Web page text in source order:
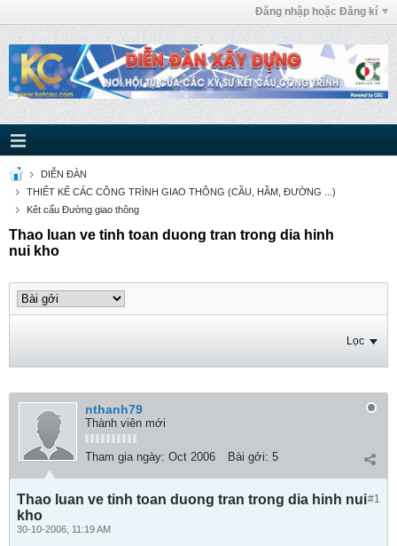
Đăng nhập hoặc Đăng kí
DIỄN ĐÀN
THIẾT KẾ CÁC CÔNG TRÌNH GIAO THÔNG (CẦU, HẦM, ĐƯỜNG ...)
Kêt cấu Đường giao thông
Thao luan ve tinh toan duong tran trong dia hinh
nui kho
Lọc
nthanh79
Thành viên mới
Tham gia ngày: Oct 2006 Bài gởi: 5
#1
Thao luan ve tinh toan duong tran trong dia hinh nui
kho
30-10-2006, 11:19 AM